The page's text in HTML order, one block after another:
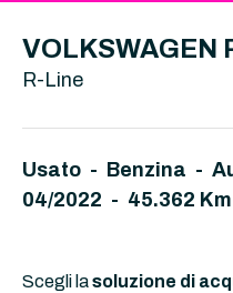
VOLKSWAGEN
R-Line
Usato - Benzina -
04/2022 - 45.362 Km
Scegli lasoluzione di